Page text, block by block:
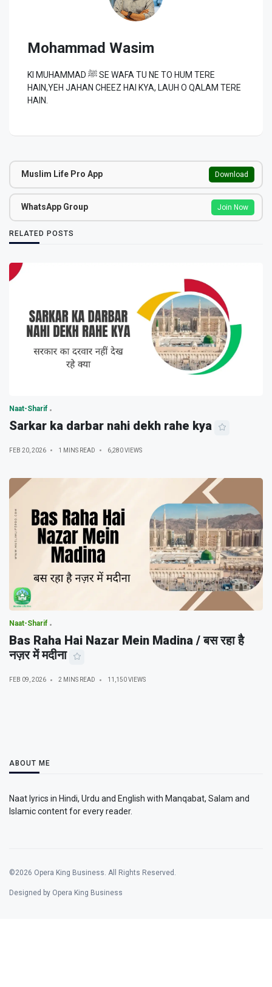
Mohammad Wasim
KI MUHAMMAD ﷺ SE WAFA TU NE TO HUM TERE
HAIN,YEH JAHAN CHEEZ HAI KYA, LAUH O QALAM TERE
HAIN.
Muslim Life Pro App Download
WhatsApp Group Join Now
RELATED POSTS
Naat-Sharif
Sarkar ka darbar nahi dekh rahe kya
FEB 20, 2026 1 MINS READ 6,280 VIEWS
Naat-Sharif
Bas Raha Hai Nazar Mein Madina / बस रहा है
नज़र में मदीना
FEB 09, 2026 2 MINS READ 11,150 VIEWS
ABOUT ME
Naat lyrics in Hindi, Urdu and English with Manqabat, Salam and
Islamic content for every reader.
©2026 Opera King Business. All Rights Reserved.
Designed by Opera King Business